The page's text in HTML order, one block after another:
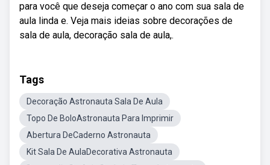
para você que deseja começar o ano com sua sala de
aula linda e. Veja mais ideias sobre decorações de
sala de aula, decoração sala de aula,.
Tags
Decoração Astronauta Sala De Aula
Topo De BoloAstronauta Para Imprimir
Abertura DeCaderno Astronauta
Kit Sala De AulaDecorativa Astronauta